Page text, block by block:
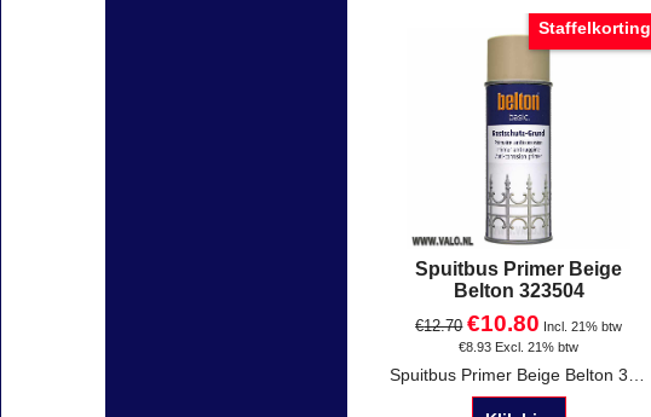
Staffelkorting
Spuitbus Primer Beige
Belton 323504
€12.70 €10.80 Incl. 21% btw
€8.93 Excl. 21% btw
Spuitbus Primer Beige Belton 323504